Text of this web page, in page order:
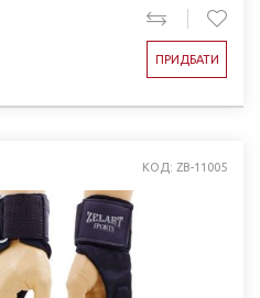
ПРИДБАТИ
КОД: ZB-11005